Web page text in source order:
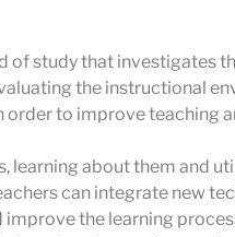
of study that investigates
the instructional
order to improve teaching
learning about them and
can integrate new
the learning